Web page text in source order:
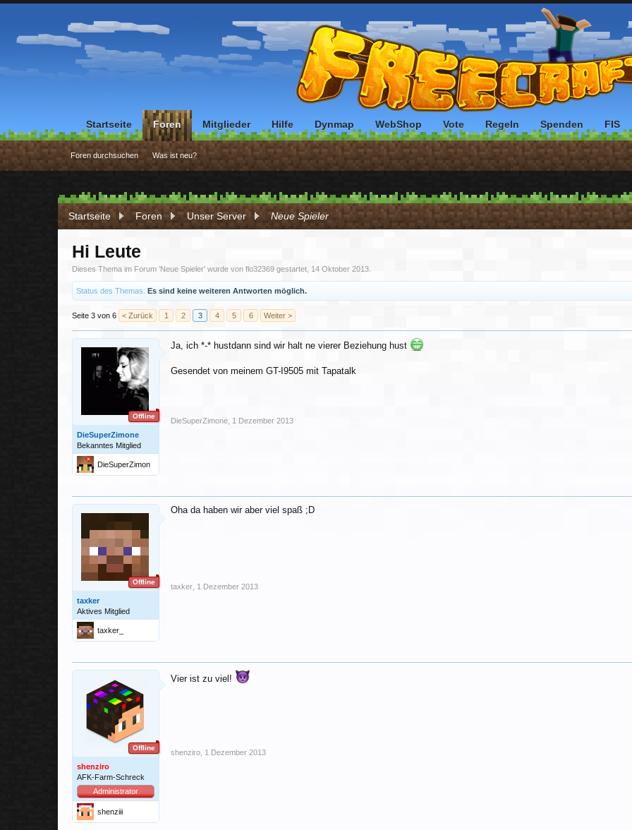
Startseite Foren Unser Server Neue Spieler
Hi Leute
Dieses Thema im Forum 'Neue Spieler' wurde von flo32369 gestartet, 14 Oktober 2013
Status des Themas: Es sind keine weiteren Antworten möglich.
Seite 3 von 6 < Zurück 1 2 3 4 5 6 Weiter >
Offline
DieSuperZimone
Bekanntes Mitglied
DieSuperZimon
e
Ja, ich *-* hustdann sind wir halt ne vierer Beziehung hust
Gesendet von meinem GT-I9505 mit Tapatalk
DieSuperZimone 1 Dezember 2013
Offline
taxker
Aktives Mitglied
taxker_
Oha da haben wir aber viel spaß ;D
taxker 1 Dezember 2013
Offline
shenziro
AFK-Farm-Schreck
Administrator
shenziii
Vier ist zu viel!
shenziro 1 Dezember 2013
Startseite Foren
Foren durchsuchen Was ist neu?
Mitglieder Hilfe Dynmap WebShop Vote Regeln Spenden FIS